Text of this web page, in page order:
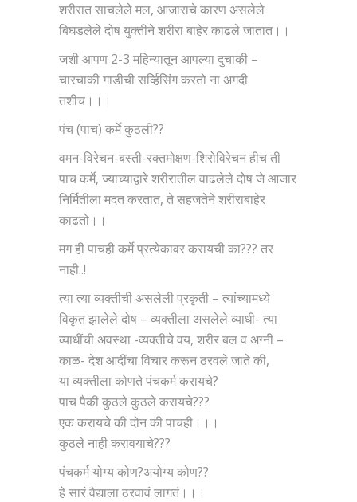
शरीरात साचलेले मल, आजाराचे कारण असलेले
बिघडलेले दोष युक्तीने शरीरा बाहेर काढले जातात।।
जशी आपण 2-3 महिन्यातून आपल्या दुचाकी –
चारचाकी गाडीची सर्व्हिसिंग करतो ना अगदी
तशीच।।।
पंच (पाच) कर्मे कुठली??
वमन-विरेचन-बस्ती-रक्तमोक्षण-शिरोविरेचन हीच ती
पाच कर्मे, ज्याच्याद्वारे शरीरातील वाढलेले दोष जे आजार
निर्मितीला मदत करतात, ते सहजतेने शरीराबाहेर
काढतो।।
मग ही पाचही कर्मे प्रत्येकावर करायची का??? तर
नाही..!
त्या त्या व्यक्तीची असलेली प्रकृती – त्यांच्यामध्ये
विकृत झालेले दोष – व्यक्तीला असलेले व्याधी- त्या
व्याधींची अवस्था -व्यक्तीचे वय, शरीर बल व अग्नी –
काळ- देश आदींचा विचार करून ठरवले जाते की,
या व्यक्तीला कोणते पंचकर्म करायचे?
पाच पैकी कुठले कुठले करायचे???
एक करायचे की दोन की पाचही।।।
कुठले नाही करावयाचे???
पंचकर्म योग्य कोण?अयोग्य कोण??
हे सारं वैद्याला ठरवावं लागतं।।।